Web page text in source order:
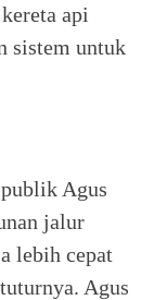
api
sistem untuk
Agus
jalur
lebih cepat
Agus